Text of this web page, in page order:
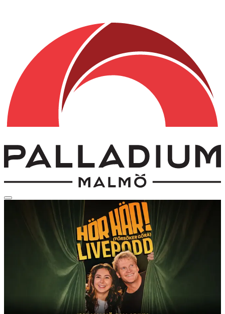
Sold Out
HÖR HÄR! FÖRSÖKER
GÖRA LIVEPODD
Friday, November 13, 2026